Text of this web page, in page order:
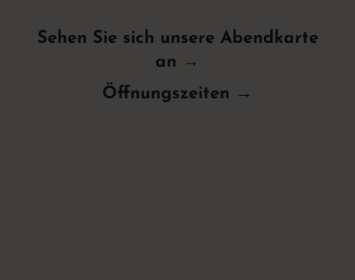
Sehen Sie sich unsere Abendkarte
an →
Öffnungszeiten →